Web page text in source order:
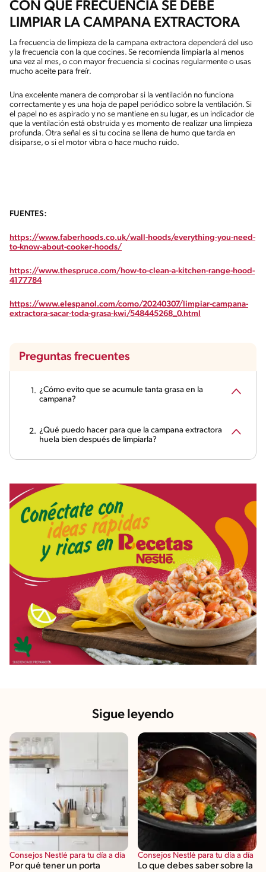
CON QUÉ FRECUENCIA SE DEBE
LIMPIAR LA CAMPANA EXTRACTORA
La frecuencia de limpieza de la campana extractora dependerá del uso
y la frecuencia con la que cocines. Se recomienda limpiarla al menos
una vez al mes, o con mayor frecuencia si cocinas regularmente o usas
mucho aceite para freír.
Una excelente manera de comprobar si la ventilación no funciona
correctamente y es una hoja de papel periódico sobre la ventilación. Si
el papel no es aspirado y no se mantiene en su lugar, es un indicador de
que la ventilación está obstruida y es momento de realizar una limpieza
profunda. Otra señal es si tu cocina se llena de humo que tarda en
disiparse, o si el motor vibra o hace mucho ruido.
FUENTES:
https://www.faberhoods.co.uk/wall-hoods/everything-you-need-
to-know-about-cooker-hoods/
https://www.thespruce.com/how-to-clean-a-kitchen-range-hood-
4177784
https://www.elespanol.com/como/20240307/limpiar-campana-
extractora-sacar-toda-grasa-kwi/548445268_0.html
Preguntas frecuentes
¿Cómo evito que se acumule tanta grasa en la
campana?
¿Qué puedo hacer para que la campana extractora
huela bien después de limpiarla?
Sigue leyendo
Consejos Nestlé para tu día a día
Por qué tener un porta
Consejos Nestlé para tu día a día
Lo que debes saber sobre la